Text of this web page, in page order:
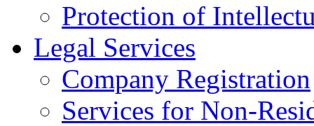
Protection of
Legal Services
Company Registration
Services for Non-